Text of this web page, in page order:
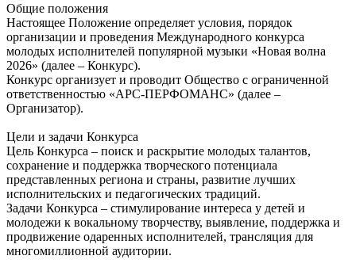
Общие положения
Настоящее Положение определяет условия, порядок
организации и проведения Международного конкурса
молодых исполнителей популярной музыки «Новая волна
2026» (далее – Конкурс).
Конкурс организует и проводит Общество с ограниченной
ответственностью «АРС-ПЕРФОМАНС» (далее –
Организатор).
Цели и задачи Конкурса
Цель Конкурса – поиск и раскрытие молодых талантов,
сохранение и поддержка творческого потенциала
представленных региона и страны, развитие лучших
исполнительских и педагогических традиций.
Задачи Конкурса – стимулирование интереса у детей и
молодежи к вокальному творчеству, выявление, поддержка и
продвижение одаренных исполнителей, трансляция для
многомиллионной аудитории.